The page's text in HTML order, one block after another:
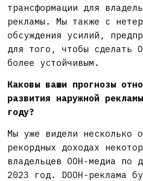
трансформации для
рекламы. Мы также с
обсуждения усилий,
для того, чтобы сделать
более устойчивым.
Каковы ваши прогнозы
развития наружной
году?
Мы уже видели несколько
рекордных доходах
владельцев OOH-медиа по
2023 год. DOOH-реклама